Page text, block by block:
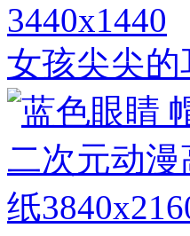
3440x1440
女孩尖尖的